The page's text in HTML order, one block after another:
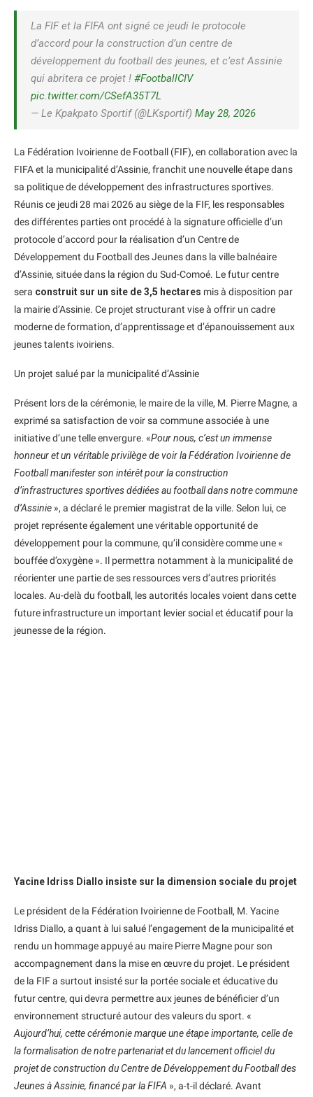
La FIF et la FIFA ont signé ce jeudi le protocole
d’accord pour la construction d’un centre de
développement du football des jeunes, et c’est Assinie
qui abritera ce projet ! #FootballCIV
pic.twitter.com/CSefA35T7L
— Le Kpakpato Sportif (@LKsportif) May 28, 2026
La Fédération Ivoirienne de Football (FIF), en collaboration avec la
FIFA et la municipalité d’Assinie, franchit une nouvelle étape dans
sa politique de développement des infrastructures sportives.
Réunis ce jeudi 28 mai 2026 au siège de la FIF, les responsables
des différentes parties ont procédé à la signature officielle d’un
protocole d’accord pour la réalisation d’un Centre de
Développement du Football des Jeunes dans la ville balnéaire
d’Assinie, située dans la région du Sud-Comoé. Le futur centre
sera construit sur un site de 3,5 hectares mis à disposition par
la mairie d’Assinie. Ce projet structurant vise à offrir un cadre
moderne de formation, d’apprentissage et d’épanouissement aux
jeunes talents ivoiriens.
Un projet salué par la municipalité d’Assinie
Présent lors de la cérémonie, le maire de la ville, M. Pierre Magne, a
exprimé sa satisfaction de voir sa commune associée à une
initiative d’une telle envergure. «Pour nous, c’est un immense
honneur et un véritable privilège de voir la Fédération Ivoirienne de
Football manifester son intérêt pour la construction
d’infrastructures sportives dédiées au football dans notre commune
d’Assinie », a déclaré le premier magistrat de la ville. Selon lui, ce
projet représente également une véritable opportunité de
développement pour la commune, qu’il considère comme une «
bouffée d’oxygène ». Il permettra notamment à la municipalité de
réorienter une partie de ses ressources vers d’autres priorités
locales. Au-delà du football, les autorités locales voient dans cette
future infrastructure un important levier social et éducatif pour la
jeunesse de la région.
Yacine Idriss Diallo insiste sur la dimension sociale du projet
Le président de la Fédération Ivoirienne de Football, M. Yacine
Idriss Diallo, a quant à lui salué l’engagement de la municipalité et
rendu un hommage appuyé au maire Pierre Magne pour son
accompagnement dans la mise en œuvre du projet. Le président
de la FIF a surtout insisté sur la portée sociale et éducative du
futur centre, qui devra permettre aux jeunes de bénéficier d’un
environnement structuré autour des valeurs du sport. «
Aujourd’hui, cette cérémonie marque une étape importante, celle de
la formalisation de notre partenariat et du lancement officiel du
projet de construction du Centre de Développement du Football des
Jeunes à Assinie, financé par la FIFA », a-t-il déclaré. Avant